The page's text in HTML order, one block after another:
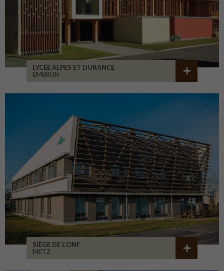
LYCÉE ALPES ET DURANCE
EMBRUN
SIÈGE DE L’ONF
METZ